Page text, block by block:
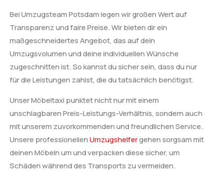
Bei Umzugsteam Potsdam legen wir großen Wert auf
Transparenz und faire Preise. Wir bieten dir ein
maßgeschneidertes Angebot, das auf dein
Umzugsvolumen und deine individuellen Wünsche
zugeschnitten ist. So kannst du sicher sein, dass du nur
für die Leistungen zahlst, die du tatsächlich benötigst.
Unser Möbeltaxi punktet nicht nur mit einem
unschlagbaren Preis-Leistungs-Verhältnis, sondern auch
mit unserem zuvorkommenden und freundlichen Service.
Unsere professionellenUmzugshelfergehen sorgsam mit
deinen Möbeln um und verpacken diese sicher, um
Schäden während des Transports zu vermeiden.